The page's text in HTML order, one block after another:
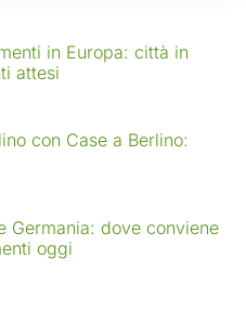
in Europa: città in
attesi
con Case a Berlino:
Germania: dove conviene
oggi